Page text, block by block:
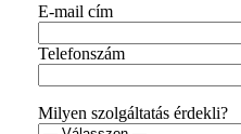
E-mail cím
Telefonszám
Milyen szolgáltatás érdekli?